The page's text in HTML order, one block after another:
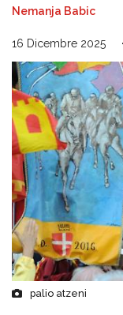
Nemanja Babic
16 Dicembre 2025
palio atzeni